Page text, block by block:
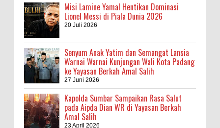
Misi Lamine Yamal Hentikan Dominasi
Lionel Messi di Piala Dunia 2026
20 Juli 2026
Senyum Anak Yatim dan Semangat Lansia
Warnai Warnai Kunjungan Wali Kota Padang
ke Yayasan Berkah Amal Salih
27 Juni 2026
Kapolda Sumbar Sampaikan Rasa Salut
pada Aipda Dian WR di Yayasan Berkah
Amal Salih
23 April 2026